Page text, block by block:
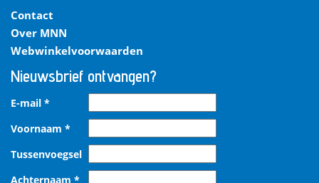
Contact
Over MNN
Webwinkelvoorwaarden
Nieuwsbrief ontvangen?
E-mail *
Voornaam *
Tussenvoegsel
Achternaam *